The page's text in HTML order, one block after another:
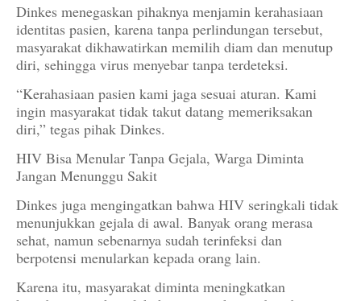
Dinkes menegaskan pihaknya menjamin kerahasiaan
identitas pasien, karena tanpa perlindungan tersebut,
masyarakat dikhawatirkan memilih diam dan menutup
diri, sehingga virus menyebar tanpa terdeteksi.
“Kerahasiaan pasien kami jaga sesuai aturan. Kami
ingin masyarakat tidak takut datang memeriksakan
diri,” tegas pihak Dinkes.
HIV Bisa Menular Tanpa Gejala, Warga Diminta
Jangan Menunggu Sakit
Dinkes juga mengingatkan bahwa HIV seringkali tidak
menunjukkan gejala di awal. Banyak orang merasa
sehat, namun sebenarnya sudah terinfeksi dan
berpotensi menularkan kepada orang lain.
Karena itu, masyarakat diminta meningkatkan